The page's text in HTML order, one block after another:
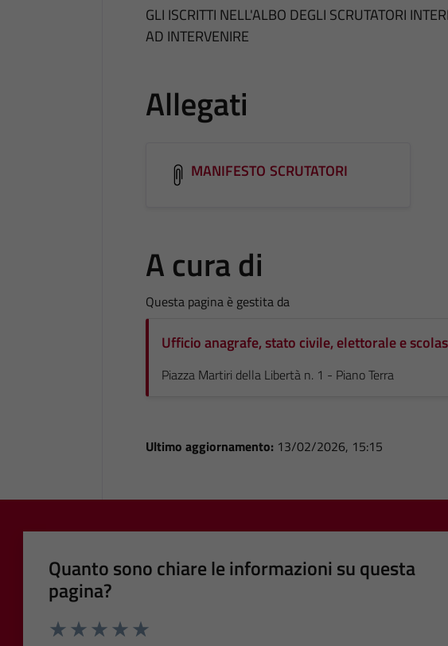
GLI ISCRITTI NELL'ALBO DEGLI SCRUTATORI
AD INTERVENIRE
Allegati
MANIFESTO SCRUTATORI
A cura di
Questa pagina è gestita da
Ufficio anagrafe, stato civile, elettorale e
Piazza Martiri della Libertà n. 1 - Piano Terra
Ultimo aggiornamento: 13/02/2026, 15:15
Quanto sono chiare le informazioni su questa
pagina?